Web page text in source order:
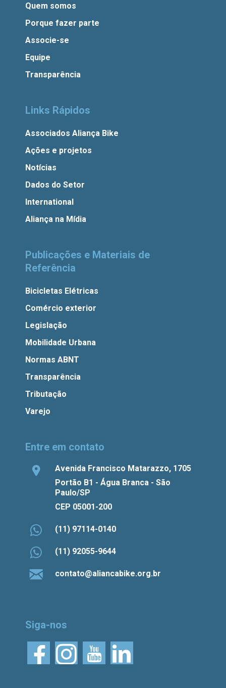
Quem somos
Porque fazer parte
Associe-se
Equipe
Transparência
Links Rápidos
Associados Aliança Bike
Ações e projetos
Notícias
Dados do Setor
International
Aliança na Mídia
Publicações e Materiais de
Referência
Bicicletas Elétricas
Comércio exterior
Legislação
Mobilidade Urbana
Normas ABNT
Transparência
Tributação
Varejo
Entre em contato
Avenida Francisco Matarazzo, 1705
Portão B1 - Água Branca - São
Paulo/SP
CEP 05001-200
(11) 97114-0140
(11) 92055-9644
contato@aliancabike.org.br
Siga-nos